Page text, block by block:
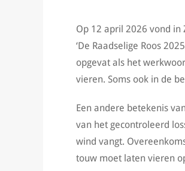
Op 12 april 2026 vond in
‘De Raadselige Roos
opgevat als het
vieren. Soms ook in de
Een andere betekenis
van het gecontroleerd
wind vangt.
touw moet laten vieren